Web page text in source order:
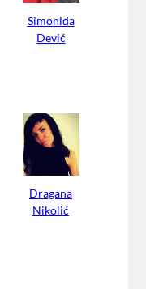
Simonida
Dević
Dragana
Nikolić